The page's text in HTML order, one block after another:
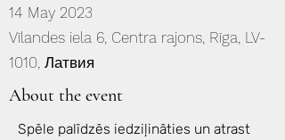
14 May 2023
Vīlandes iela 6, Centra rajons, Rīga, LV-
1010, Латвия
About the event
Spēle palīdzēs iedziļināties un atrast